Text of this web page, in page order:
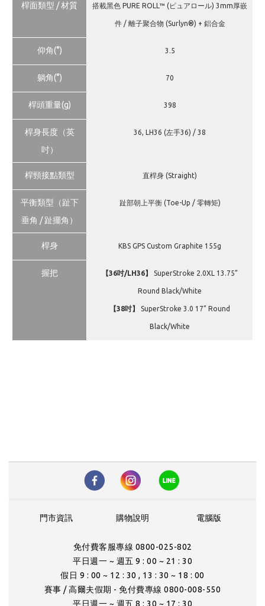
桿面類型 / 材質 搭載黑色 PURE ROLL™ (ピュアロール) 3mm厚嵌
件 / 離子聚合物 (Surlyn®) + 鋁合金
仰角(°) 3.5
躺角(°) 70
桿頭重量(g) 398
桿身長度（英
吋）
36, LH36 (左手36) / 38
桿頸接點類型 直桿身 (Straight)
平衡類型（趾下
垂角 / 趾擺角）
趾部朝上平衡 (Toe-Up / 零轉矩)
桿身 KBS GPS Custom Graphite 155g
握把 【36吋/LH36】 SuperStroke 2.0XL 13.75”
Round Black/White
【38吋】 SuperStroke 3.0 17” Round
Black/White
電腦版
購物說明
門市資訊
免付費客服專線 0800-025-802
平日週一 ~ 週五 9 : 00 ~ 21 : 30
假日 9 : 00 ~ 12 : 30 , 13 : 30 ~ 18 : 00
賽事 / 高爾夫假期 - 免付費專線 0800-008-550
平日週一 ~ 週五 8 : 30 ~ 17 : 30